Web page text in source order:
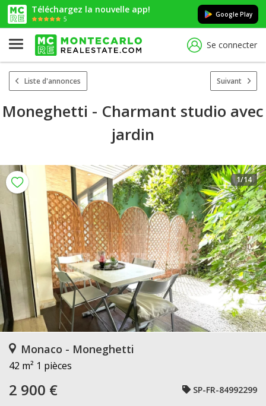
Téléchargez la nouvelle app!
5
Google Play
Se connecter
Liste d'annonces Suivant
Moneghetti - Charmant studio avec
jardin
1/14
Monaco - Moneghetti
42 m² 1 pièces
2 900 € SP-FR-84992299